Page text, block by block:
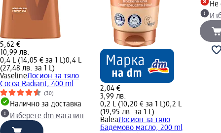
5,62 €
10,99 лв.
0,4 L (14,05 € за 1 L)0,4 L
(27,48 лв. за 1 L)
VaselineЛосион за тяло
Cocoa Radiant, 400 ml
(30)
Налично за доставка
Изберете dm магазин
2,04 €
3,99 лв.
0,2 L (10,20 € за 1 L)0,2 L
(19,95 лв. за 1 L)
BaleaЛосион за тяло
Бадемово масло, 200 ml
Не